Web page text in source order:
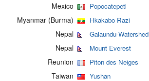
Mexico Popocatepetl
Myanmar (Burma) Hkakabo Razi
Nepal Galaundu-Watershed
Nepal Mount Everest
Reunion Piton des Neiges
Taiwan Yushan